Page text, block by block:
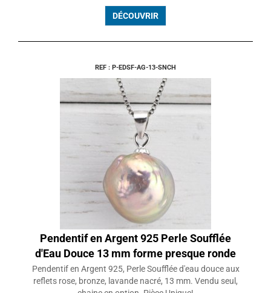
DÉCOUVRIR
REF : P-EDSF-AG-13-SNCH
Pendentif en Argent 925 Perle Soufflée
d'Eau Douce 13 mm forme presque ronde
Pendentif en Argent 925, Perle Soufflée d'eau douce aux
reflets rose, bronze, lavande nacré, 13 mm. Vendu seul,